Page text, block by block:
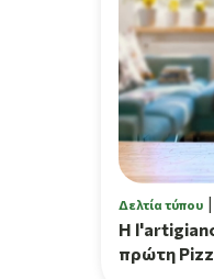
Δελτία τύπου
H
πρώτη